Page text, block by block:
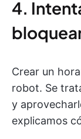
4.
Crear un
robot. Se
y
explicamos